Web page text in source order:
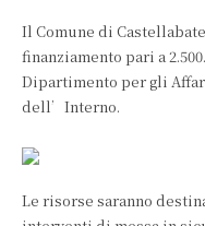
Il Comune di
finanziamento pari a
Dipartimento per gli
dell’Interno.
Le risorse saranno